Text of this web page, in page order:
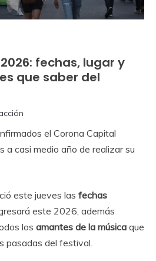
fechas, lugar y
que saber del
el Corona Capital
a casi medio año de realizar su
este jueves las fechas
este 2026, además
los amantes de la música que
pasadas del festival.